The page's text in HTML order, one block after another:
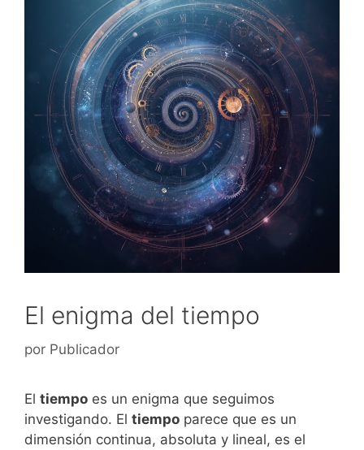
El enigma del tiempo
por Publicador
El tiempo es un enigma que seguimos
investigando. El tiempo parece que es un
dimensión continua, absoluta y lineal, es el